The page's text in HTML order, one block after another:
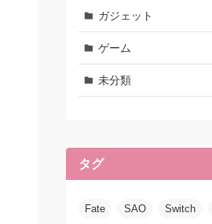
ガジェット
ゲーム
未分類
タグ
Fate SAO Switch